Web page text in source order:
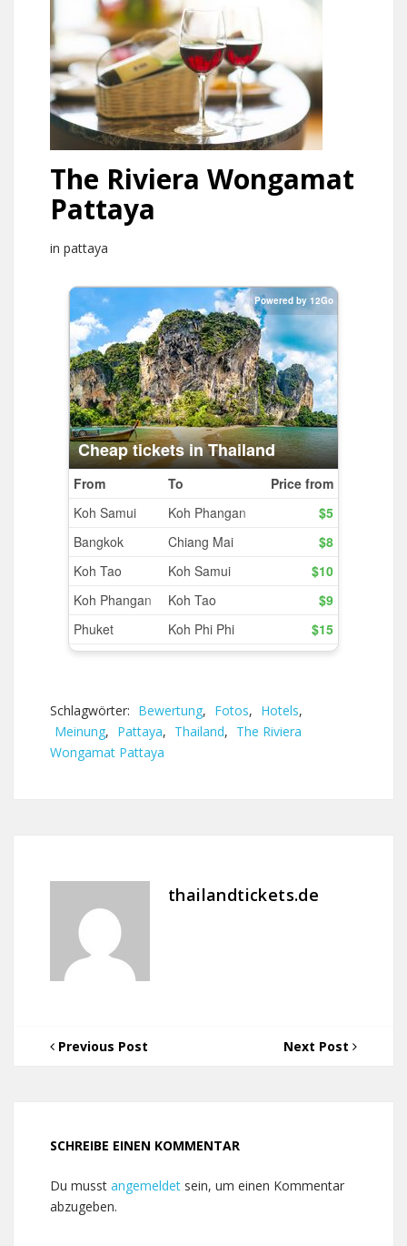
The Riviera Wongamat
Pattaya
in pattaya
Schlagwörter: Bewertung, Fotos, Hotels,
Meinung, Pattaya, Thailand, The Riviera
Wongamat Pattaya
thailandtickets.de
Previous Post Next Post
SCHREIBE EINEN KOMMENTAR
Du musst angemeldet sein, um einen Kommentar
abzugeben.